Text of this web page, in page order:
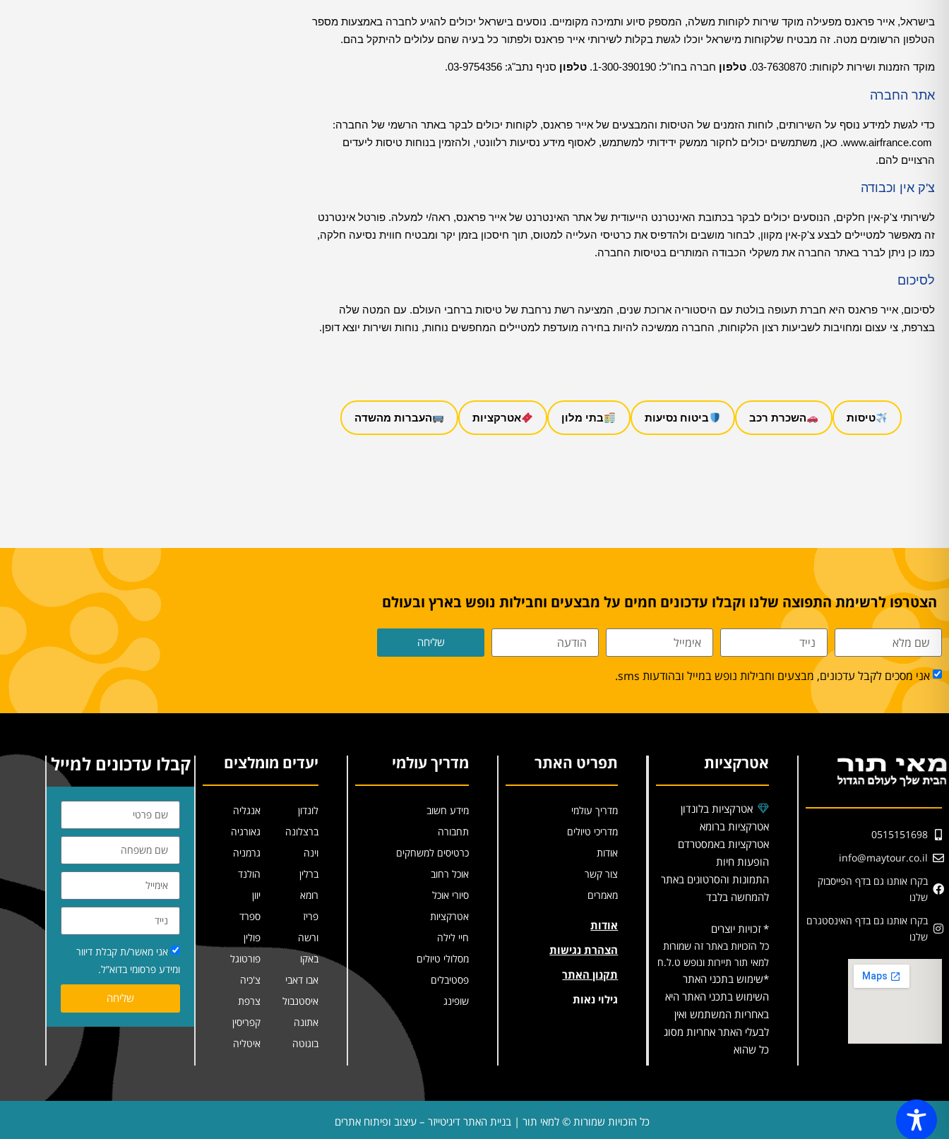
בישראל, אייר פראנס מפעילה מוקד שירות לקוחות משלה, המספק סיוע ותמיכה מקומיים. נוסעים בישראל יכולים להגיע לחברה באמצעות מספר
הטלפון הרשומים מטה. זה מבטיח שלקוחות מישראל יוכלו לגשת בקלות לשירותי אייר פראנס ולפתור כל בעיה שהם עלולים להיתקל בהם.
מוקד הזמנות ושירות לקוחות: 03-7630870. טלפון חברה בחו"ל: 1-300-390190. טלפון סניף נתב"ג: 03-9754356.
אתר החברה
כדי לגשת למידע נוסף על השירותים, לוחות הזמנים של הטיסות והמבצעים של אייר פראנס, לקוחות יכולים לבקר באתר הרשמי של החברה:
www.airfrance.com. כאן, משתמשים יכולים לחקור ממשק ידידותי למשתמש, לאסוף מידע נסיעות רלוונטי, ולהזמין בנוחות טיסות ליעדים
הרצויים להם.
צ'ק אין וכבודה
לשירותי צ'ק-אין חלקים, הנוסעים יכולים לבקר בכתובת האינטרנט הייעודית של אתר האינטרנט של אייר פראנס, ראה/י למעלה. פורטל אינטרנט
זה מאפשר למטיילים לבצע צ'ק-אין מקוון, לבחור מושבים ולהדפיס את כרטיסי העלייה למטוס, תוך חיסכון בזמן יקר ומבטיח חווית נסיעה חלקה,
כמו כן ניתן לברר באתר החברה את משקלי הכבודה המותרים בטיסות החברה.
לסיכום
לסיכום, אייר פראנס היא חברת תעופה בולטת עם היסטוריה ארוכת שנים, המציעה רשת נרחבת של טיסות ברחבי העולם. עם המטה שלה
בצרפת, צי עצום ומחויבות לשביעות רצון הלקוחות, החברה ממשיכה להיות בחירה מועדפת למטיילים המחפשים נוחות, נוחות ושירות יוצא דופן.
טיסות השכרת רכב ביטוח נסיעות בתי מלון אטרקציות העברות מהשדה
הצטרפו לרשימת התפוצה שלנו וקבלו עדכונים חמים על מבצעים וחבילות נופש בארץ ובעולם
אני מסכים לקבל עדכונים, מבצעים וחבילות נופש במייל ובהודעות sms.
שליחה
0515151698
info@maytour.co.il
בקרו אותנו גם בדף הפייסבוק
שלנו
בקרו אותנו גם בדף האינסטגרם
שלנו
אטרקציות
אטרקציות בלונדון
אטרקציות ברומא
אטרקציות באמסטרדם
הופעות חיות
התמונות והסרטונים באתר
להמחשה בלבד
* זכויות יוצרים
כל הזכויות באתר זה שמורות
למאי תור תיירות ונופש ט.ל.ח
*שימוש בתכני האתר
השימוש בתכני האתר היא
באחריות המשתמש ואין
לבעלי האתר אחריות מסוג
כל שהוא
תפריט האתר
מדריך עולמי
מדריכי טיולים
אודות
צור קשר
מאמרים
אודות
הצהרת נגישות
תקנון האתר
גילוי נאות
מדריך עולמי
מידע חשוב
תחבורה
כרטיסים למשחקים
אוכל רחוב
סיורי אוכל
אטרקציות
חיי לילה
מסלולי טיולים
פסטיבלים
שופינג
יעדים מומלצים
לונדון
ברצלונה
וינה
ברלין
רומא
פריז
ורשה
באקו
אבו דאבי
איסטנבול
אתונה
בוגוטה
אנגליה
גאורגיה
גרמניה
הולנד
יוון
ספרד
פולין
פורטוגל
צ'כיה
צרפת
קפריסין
איטליה
קבלו עדכונים למייל
אני מאשר/ת קבלת דיוור
ומידע פרסומי בדוא”ל.
שליחה
כל הזכויות שמורות © למאי תור | בניית האתר דיגיטייזר – עיצוב ופיתוח אתרים